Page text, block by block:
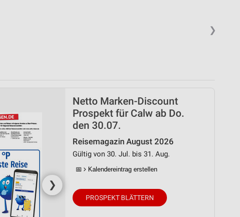
❯
❯
Netto Marken-Discount
Prospekt für Calw ab Do.
den 30.07.
Reisemagazin August 2026
Gültig von 30. Jul. bis 31. Aug.
📅 Kalendereintrag erstellen
PROSPEKT BLÄTTERN